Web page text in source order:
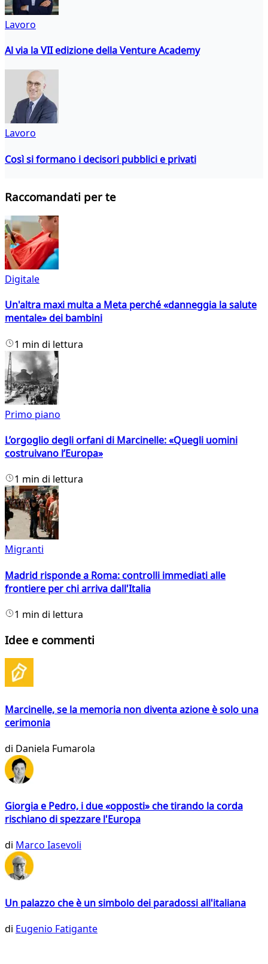
Lavoro
Al via la VII edizione della Venture Academy
Lavoro
Così si formano i decisori pubblici e privati
Raccomandati per te
Digitale
Un'altra maxi multa a Meta perché «danneggia la salute
mentale» dei bambini
1 min di lettura
Primo piano
L’orgoglio degli orfani di Marcinelle: «Quegli uomini
costruivano l’Europa»
1 min di lettura
Migranti
Madrid risponde a Roma: controlli immediati alle
frontiere per chi arriva dall'Italia
1 min di lettura
Idee e commenti
Marcinelle, se la memoria non diventa azione è solo una
cerimonia
di Daniela Fumarola
Giorgia e Pedro, i due «opposti» che tirando la corda
rischiano di spezzare l'Europa
di Marco Iasevoli
Un palazzo che è un simbolo dei paradossi all'italiana
di Eugenio Fatigante